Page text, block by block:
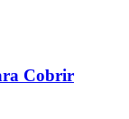
Cobrir